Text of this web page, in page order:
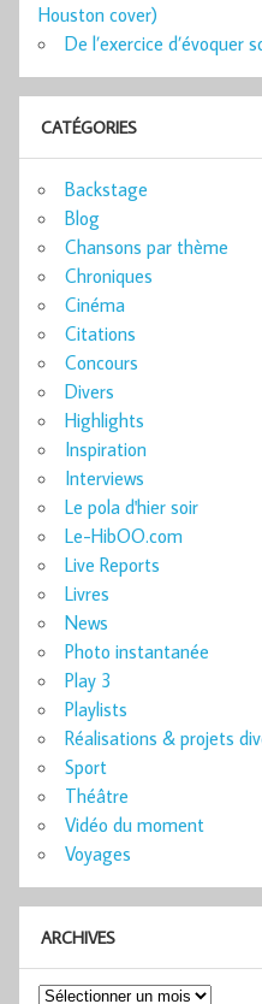
Houston cover)
De l’exercice d’évoquer
CATÉGORIES
Backstage
Blog
Chansons par thème
Chroniques
Cinéma
Citations
Concours
Divers
Highlights
Inspiration
Interviews
Le pola d'hier soir
Le-HibOO.com
Live Reports
Livres
News
Photo instantanée
Play 3
Playlists
Réalisations & projets
Sport
Théâtre
Vidéo du moment
Voyages
ARCHIVES
Archives